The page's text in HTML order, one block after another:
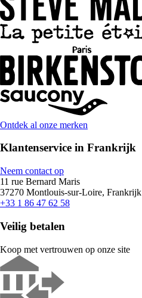
Ontdek al onze merken
Klantenservice in Frankrijk
Neem contact op
11 rue Bernard Maris
37270 Montlouis-sur-Loire, Frankrijk
+33 1 86 47 62 58
Veilig betalen
Koop met vertrouwen op onze site